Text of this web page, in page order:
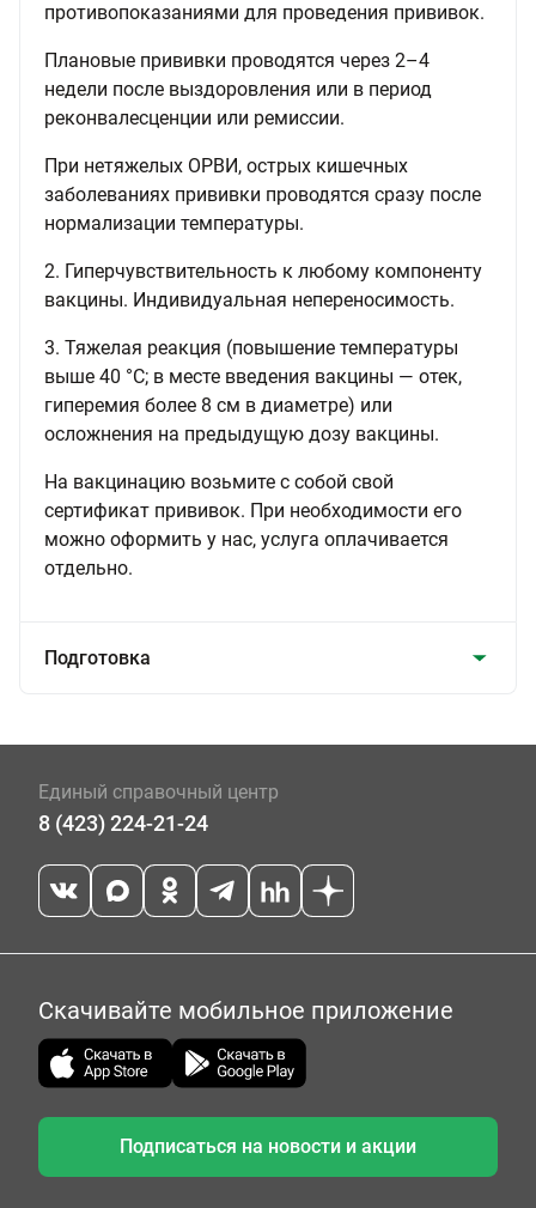
противопоказаниями для проведения прививок.
Плановые прививки проводятся через 2–4
недели после выздоровления или в период
реконвалесценции или ремиссии.
При нетяжелых ОРВИ, острых кишечных
заболеваниях прививки проводятся сразу после
нормализации температуры.
2. Гиперчувствительность к любому компоненту
вакцины. Индивидуальная непереносимость.
3. Тяжелая реакция (повышение температуры
выше 40 °C; в месте введения вакцины — отек,
гиперемия более 8 см в диаметре) или
осложнения на предыдущую дозу вакцины.
На вакцинацию возьмите с собой свой
сертификат прививок. При необходимости его
можно оформить у нас, услуга оплачивается
отдельно.
Подготовка
Единый справочный центр
8 (423) 224-21-24
Скачивайте мобильное приложение
Подписаться на новости и акции